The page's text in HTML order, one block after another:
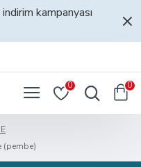
kampanyası
0 0
(pembe)